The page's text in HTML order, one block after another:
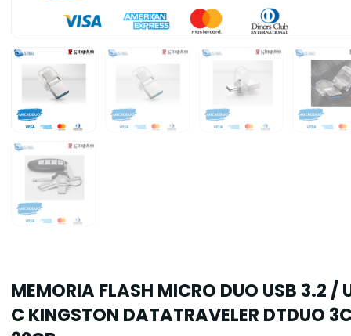
MEMORIA FLASH MICRO DUO USB 3.2 /
C KINGSTON DATATRAVELER DTDUO